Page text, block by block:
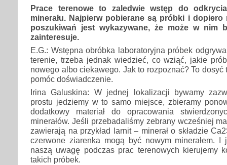
Prace terenowe to zaledwie wstęp do
minerału. Najpierw pobierane są próbki i
poszukiwań jest wykazywane, że może w nim
zainteresuje.
E.G.: Wstępna obróbka laboratoryjna próbek
terenie, trzeba jednak wiedzieć, co wziąć, jakie
nowego albo ciekawego. Jak to rozpoznać? To dosyć
pomóc doświadczenie.
Irina Galuskina: W jednej lokalizacji bywamy
prostu jedziemy w to samo miejsce, zbieramy
dodatkowy materiał do opracowania
minerałów. Jeśli przebadaliśmy zebrany wcześniej
zawierają na przykład larnit – minerał o składzie
czerwone ziarenka mogą być nowym minerałem.
naszą uwagę podczas prac terenowych kierujemy
takich próbek.